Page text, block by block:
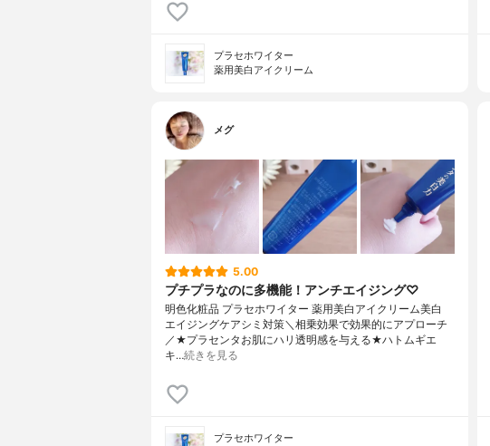
プラセホワイター
薬用美白アイクリーム
メグ
5.00
プチプラなのに多機能！アンチエイジング♡
明色化粧品 プラセホワイター 薬用美白アイクリーム美白
エイジングケアシミ対策＼相乗効果で効果的にアプローチ
／★プラセンタお肌にハリ透明感を与える★ハトムギエ
キ…続きを見る
プラセホワイター